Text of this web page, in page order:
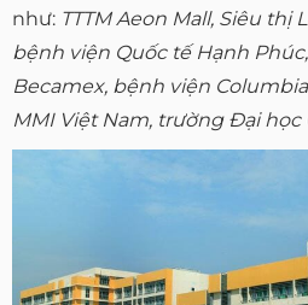
như: TTTM Aeon Mall, Siêu thị
bệnh viện Quốc tế Hạnh
Becamex, bệnh viện
MMI Việt Nam, trường Đại